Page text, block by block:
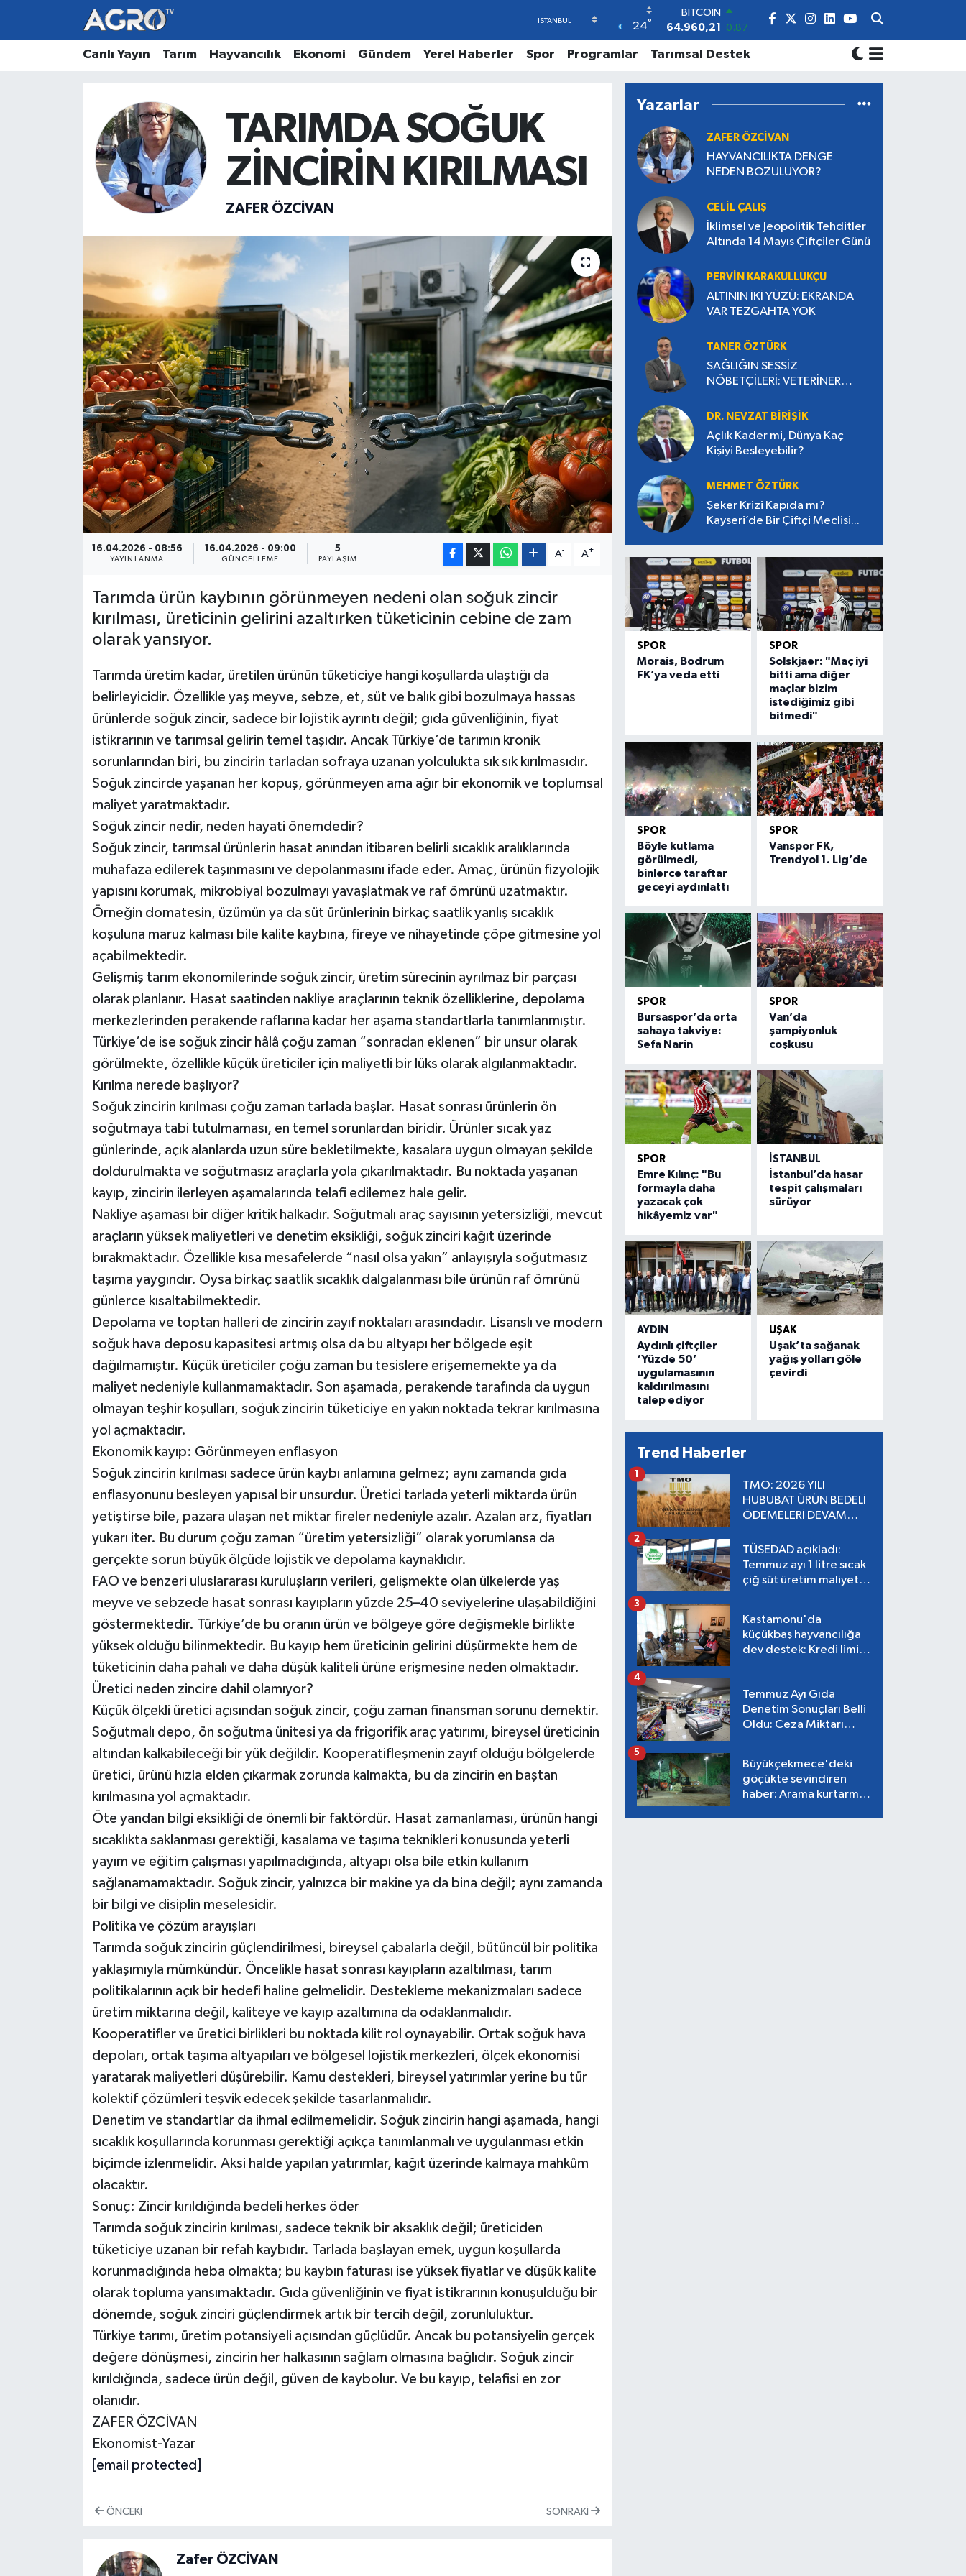
24°
BITCOIN
64.960,21
0.87
DOLAR
47,7436
0.18
STERLİN
GRAM ALTIN
6660.55
BİST100
13.779 -14
Canlı Yayın Tarım Hayvancılık Ekonomi Gündem Yerel Haberler Spor Programlar Tarımsal Destek
TARIMDA SOĞUK
ZİNCİRİN KIRILMASI
ZAFER ÖZCİVAN
16.04.2026 - 08:56
YAYINLANMA
16.04.2026 - 09:00
GÜNCELLEME
5
PAYLAŞIM
A- A+
Tarımda ürün kaybının görünmeyen nedeni olan soğuk zincir
kırılması, üreticinin gelirini azaltırken tüketicinin cebine de zam
olarak yansıyor.
Tarımda üretim kadar, üretilen ürünün tüketiciye hangi koşullarda ulaştığı da
belirleyicidir. Özellikle yaş meyve, sebze, et, süt ve balık gibi bozulmaya hassas
ürünlerde soğuk zincir, sadece bir lojistik ayrıntı değil; gıda güvenliğinin, fiyat
istikrarının ve tarımsal gelirin temel taşıdır. Ancak Türkiye’de tarımın kronik
sorunlarından biri, bu zincirin tarladan sofraya uzanan yolculukta sık sık kırılmasıdır.
Soğuk zincirde yaşanan her kopuş, görünmeyen ama ağır bir ekonomik ve toplumsal
maliyet yaratmaktadır.
Soğuk zincir nedir, neden hayati önemdedir?
Soğuk zincir, tarımsal ürünlerin hasat anından itibaren belirli sıcaklık aralıklarında
muhafaza edilerek taşınmasını ve depolanmasını ifade eder. Amaç, ürünün fizyolojik
yapısını korumak, mikrobiyal bozulmayı yavaşlatmak ve raf ömrünü uzatmaktır.
Örneğin domatesin, üzümün ya da süt ürünlerinin birkaç saatlik yanlış sıcaklık
koşuluna maruz kalması bile kalite kaybına, fireye ve nihayetinde çöpe gitmesine yol
açabilmektedir.
Gelişmiş tarım ekonomilerinde soğuk zincir, üretim sürecinin ayrılmaz bir parçası
olarak planlanır. Hasat saatinden nakliye araçlarının teknik özelliklerine, depolama
merkezlerinden perakende raflarına kadar her aşama standartlarla tanımlanmıştır.
Türkiye’de ise soğuk zincir hâlâ çoğu zaman “sonradan eklenen” bir unsur olarak
görülmekte, özellikle küçük üreticiler için maliyetli bir lüks olarak algılanmaktadır.
Kırılma nerede başlıyor?
Soğuk zincirin kırılması çoğu zaman tarlada başlar. Hasat sonrası ürünlerin ön
soğutmaya tabi tutulmaması, en temel sorunlardan biridir. Ürünler sıcak yaz
günlerinde, açık alanlarda uzun süre bekletilmekte, kasalara uygun olmayan şekilde
doldurulmakta ve soğutmasız araçlarla yola çıkarılmaktadır. Bu noktada yaşanan
kayıp, zincirin ilerleyen aşamalarında telafi edilemez hale gelir.
Nakliye aşaması bir diğer kritik halkadır. Soğutmalı araç sayısının yetersizliği, mevcut
araçların yüksek maliyetleri ve denetim eksikliği, soğuk zinciri kağıt üzerinde
bırakmaktadır. Özellikle kısa mesafelerde “nasıl olsa yakın” anlayışıyla soğutmasız
taşıma yaygındır. Oysa birkaç saatlik sıcaklık dalgalanması bile ürünün raf ömrünü
günlerce kısaltabilmektedir.
Depolama ve toptan halleri de zincirin zayıf noktaları arasındadır. Lisanslı ve modern
soğuk hava deposu kapasitesi artmış olsa da bu altyapı her bölgede eşit
dağılmamıştır. Küçük üreticiler çoğu zaman bu tesislere erişememekte ya da
maliyet nedeniyle kullanmamaktadır. Son aşamada, perakende tarafında da uygun
olmayan teşhir koşulları, soğuk zincirin tüketiciye en yakın noktada tekrar kırılmasına
yol açmaktadır.
Ekonomik kayıp: Görünmeyen enflasyon
Soğuk zincirin kırılması sadece ürün kaybı anlamına gelmez; aynı zamanda gıda
enflasyonunu besleyen yapısal bir unsurdur. Üretici tarlada yeterli miktarda ürün
yetiştirse bile, pazara ulaşan net miktar fireler nedeniyle azalır. Azalan arz, fiyatları
yukarı iter. Bu durum çoğu zaman “üretim yetersizliği” olarak yorumlansa da
gerçekte sorun büyük ölçüde lojistik ve depolama kaynaklıdır.
FAO ve benzeri uluslararası kuruluşların verileri, gelişmekte olan ülkelerde yaş
meyve ve sebzede hasat sonrası kayıpların yüzde 25–40 seviyelerine ulaşabildiğini
göstermektedir. Türkiye’de bu oranın ürün ve bölgeye göre değişmekle birlikte
yüksek olduğu bilinmektedir. Bu kayıp hem üreticinin gelirini düşürmekte hem de
tüketicinin daha pahalı ve daha düşük kaliteli ürüne erişmesine neden olmaktadır.
Üretici neden zincire dahil olamıyor?
Küçük ölçekli üretici açısından soğuk zincir, çoğu zaman finansman sorunu demektir.
Soğutmalı depo, ön soğutma ünitesi ya da frigorifik araç yatırımı, bireysel üreticinin
altından kalkabileceği bir yük değildir. Kooperatifleşmenin zayıf olduğu bölgelerde
üretici, ürünü hızla elden çıkarmak zorunda kalmakta, bu da zincirin en baştan
kırılmasına yol açmaktadır.
Öte yandan bilgi eksikliği de önemli bir faktördür. Hasat zamanlaması, ürünün hangi
sıcaklıkta saklanması gerektiği, kasalama ve taşıma teknikleri konusunda yeterli
yayım ve eğitim çalışması yapılmadığında, altyapı olsa bile etkin kullanım
sağlanamamaktadır. Soğuk zincir, yalnızca bir makine ya da bina değil; aynı zamanda
bir bilgi ve disiplin meselesidir.
Politika ve çözüm arayışları
Tarımda soğuk zincirin güçlendirilmesi, bireysel çabalarla değil, bütüncül bir politika
yaklaşımıyla mümkündür. Öncelikle hasat sonrası kayıpların azaltılması, tarım
politikalarının açık bir hedefi haline gelmelidir. Destekleme mekanizmaları sadece
üretim miktarına değil, kaliteye ve kayıp azaltımına da odaklanmalıdır.
Kooperatifler ve üretici birlikleri bu noktada kilit rol oynayabilir. Ortak soğuk hava
depoları, ortak taşıma altyapıları ve bölgesel lojistik merkezleri, ölçek ekonomisi
yaratarak maliyetleri düşürebilir. Kamu destekleri, bireysel yatırımlar yerine bu tür
kolektif çözümleri teşvik edecek şekilde tasarlanmalıdır.
Denetim ve standartlar da ihmal edilmemelidir. Soğuk zincirin hangi aşamada, hangi
sıcaklık koşullarında korunması gerektiği açıkça tanımlanmalı ve uygulanması etkin
biçimde izlenmelidir. Aksi halde yapılan yatırımlar, kağıt üzerinde kalmaya mahkûm
olacaktır.
Sonuç: Zincir kırıldığında bedeli herkes öder
Tarımda soğuk zincirin kırılması, sadece teknik bir aksaklık değil; üreticiden
tüketiciye uzanan bir refah kaybıdır. Tarlada başlayan emek, uygun koşullarda
korunmadığında heba olmakta; bu kaybın faturası ise yüksek fiyatlar ve düşük kalite
olarak topluma yansımaktadır. Gıda güvenliğinin ve fiyat istikrarının konuşulduğu bir
dönemde, soğuk zinciri güçlendirmek artık bir tercih değil, zorunluluktur.
Türkiye tarımı, üretim potansiyeli açısından güçlüdür. Ancak bu potansiyelin gerçek
değere dönüşmesi, zincirin her halkasının sağlam olmasına bağlıdır. Soğuk zincir
kırıldığında, sadece ürün değil, güven de kaybolur. Ve bu kayıp, telafisi en zor
olanıdır.
ZAFER ÖZCİVAN
Ekonomist-Yazar
[email protected]
ÖNCEKI SONRAKI
Zafer ÖZCİVAN
Yazarlar
ZAFER ÖZCİVAN
HAYVANCILIKTA DENGE
NEDEN BOZULUYOR?
CELIL ÇALIŞ
İklimsel ve Jeopolitik Tehditler
Altında 14 Mayıs Çiftçiler Günü
PERVIN KARAKULLUKÇU
ALTININ İKİ YÜZÜ: EKRANDA
VAR TEZGAHTA YOK
TANER ÖZTÜRK
SAĞLIĞIN SESSİZ
NÖBETÇİLERİ: VETERİNER
DR. NEVZAT BİRİŞİK
Açlık Kader mi, Dünya Kaç
Kişiyi Besleyebilir?
MEHMET ÖZTÜRK
Şeker Krizi Kapıda mı?
Kayseri’de Bir Çiftçi Meclisi...
SPOR
Morais, Bodrum
FK’ya veda etti
SPOR
Solskjaer: "Maç iyi
bitti ama diğer
maçlar bizim
istediğimiz gibi
bitmedi"
SPOR
Böyle kutlama
görülmedi,
binlerce taraftar
geceyi aydınlattı
SPOR
Vanspor FK,
Trendyol 1. Lig’de
SPOR
Bursaspor’da orta
sahaya takviye:
Sefa Narin
SPOR
Van’da
şampiyonluk
coşkusu
SPOR
Emre Kılınç: "Bu
formayla daha
yazacak çok
hikâyemiz var"
İSTANBUL
İstanbul’da hasar
tespit çalışmaları
sürüyor
AYDIN
Aydınlı çiftçiler
‘Yüzde 50’
uygulamasının
kaldırılmasını
talep ediyor
UŞAK
Uşak’ta sağanak
yağış yolları göle
çevirdi
Trend Haberler
TMO: 2026 YILI
HUBUBAT ÜRÜN BEDELİ
ÖDEMELERİ DEVAM
1
TÜSEDAD açıkladı:
Temmuz ayı 1 litre sıcak
çiğ süt üretim maliyeti
2
Kastamonu'da
küçükbaş hayvancılığa
dev destek: Kredi limiti
3
Temmuz Ayı Gıda
Denetim Sonuçları Belli
Oldu: Ceza Miktarı
4
Büyükçekmece'deki
göçükte sevindiren
haber: Arama kurtarma
5
Hava Durumu
Süper Lig Puan Durumu ve Fikstür
Tüm Manşetler
Son Dakika Haberleri
Haber Arşivi